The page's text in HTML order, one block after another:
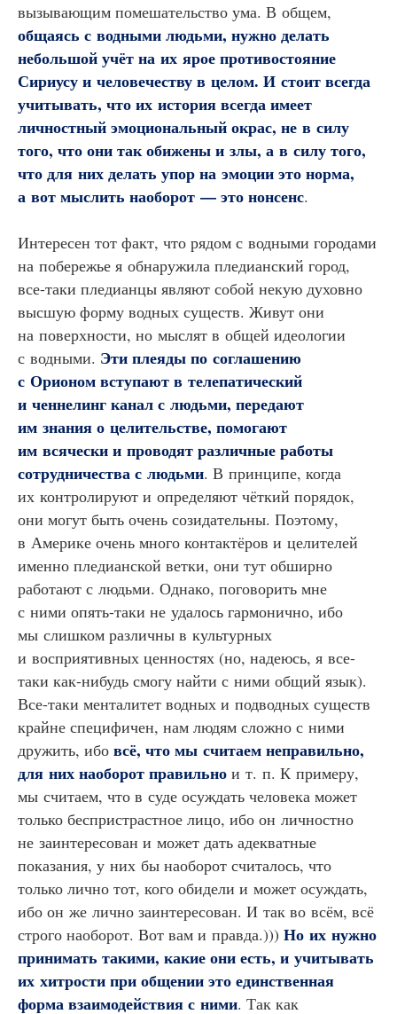
вызывающим помешательство ума. В общем,
общаясь с водными людьми, нужно делать
небольшой учёт на их ярое противостояние
Сириусу и человечеству в целом. И стоит всегда
учитывать, что их история всегда имеет
личностный эмоциональный окрас, не в силу
того, что они так обижены и злы, а в силу того,
что для них делать упор на эмоции это норма,
а вот мыслить наоборот — это нонсенс.
Интересен тот факт, что рядом с водными городами
на побережье я обнаружила пледианский город,
все-таки пледианцы являют собой некую духовно
высшую форму водных существ. Живут они
на поверхности, но мыслят в общей идеологии
с водными. Эти плеяды по соглашению
с Орионом вступают в телепатический
и ченнелинг канал с людьми, передают
им знания о целительстве, помогают
им всячески и проводят различные работы
сотрудничества с людьми. В принципе, когда
их контролируют и определяют чёткий порядок,
они могут быть очень созидательны. Поэтому,
в Америке очень много контактёров и целителей
именно пледианской ветки, они тут обширно
работают с людьми. Однако, поговорить мне
с ними опять-таки не удалось гармонично, ибо
мы слишком различны в культурных
и восприятивных ценностях (но, надеюсь, я все-
таки как-нибудь смогу найти с ними общий язык).
Все-таки менталитет водных и подводных существ
крайне специфичен, нам людям сложно с ними
дружить, ибо всё, что мы считаем неправильно,
для них наоборот правильно и т. п. К примеру,
мы считаем, что в суде осуждать человека может
только беспристрастное лицо, ибо он личностно
не заинтересован и может дать адекватные
показания, у них бы наоборот считалось, что
только лично тот, кого обидели и может осуждать,
ибо он же лично заинтересован. И так во всём, всё
строго наоборот. Вот вам и правда.))) Но их нужно
принимать такими, какие они есть, и учитывать
их хитрости при общении это единственная
форма взаимодействия с ними. Так как